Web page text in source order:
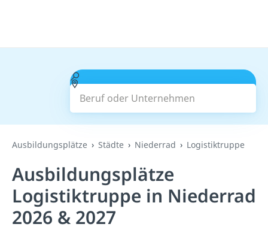
Beruf oder Unternehmen
Suchen
Ausbildungsplätze Städte Niederrad Logistiktruppe
Ausbildungsplätze
Logistiktruppe in Niederrad
2026 & 2027